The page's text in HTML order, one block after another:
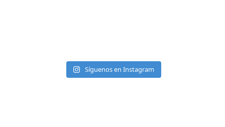
Síguenos en Instagram